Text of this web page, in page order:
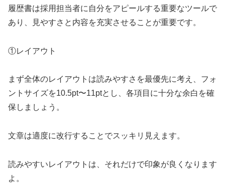
履歴書は採用担当者に自分をアピールする重要なツールで
あり、見やすさと内容を充実させることが重要です。
①レイアウト
まず全体のレイアウトは読みやすさを最優先に考え、フォ
ントサイズを10.5pt〜11ptとし、各項目に十分な余白を確
保しましょう。
文章は適度に改行することでスッキリ見えます。
読みやすいレイアウトは、それだけで印象が良くなります
よ。